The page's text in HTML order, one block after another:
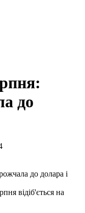
до
відіб'ється на